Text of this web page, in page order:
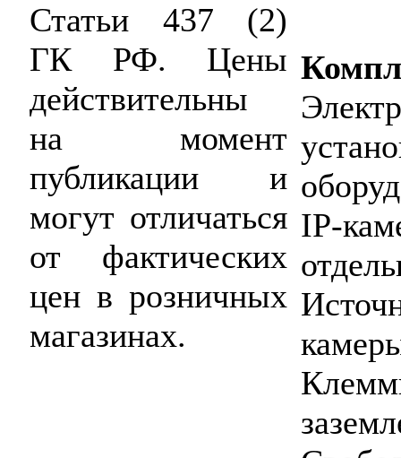
Статьи 437 (2)
ГК РФ. Цены
действительны
на момент
публикации и
могут отличаться
от фактических
цен в розничных
магазинах.
IP-